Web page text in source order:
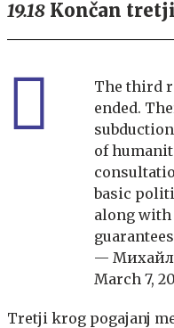
19.18 Končan
The third
ended.
of
basic
along with
—
March 7,
Tretji krog pogajanj